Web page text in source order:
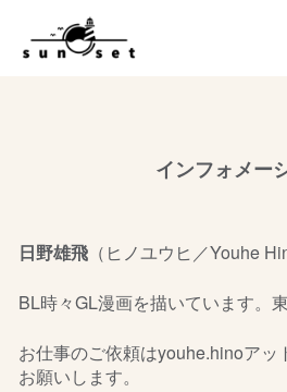
インフォメー
日野雄飛（ヒノユウヒ／Youhe
BL時々GL漫画を描いています。東
お仕事のご依頼はyouhe.hinoアッ
お願いします。